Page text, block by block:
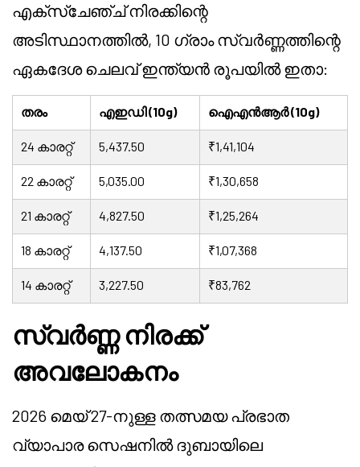
എക്സ്ചേഞ്ച് നിരക്കിന്റെ
അടിസ്ഥാനത്തിൽ, 10 ഗ്രാം സ്വർണ്ണത്തിന്റെ
ഏകദേശ ചെലവ് ഇന്ത്യൻ രൂപയിൽ ഇതാ:
തരം എഇഡി (10g) ഐഎൻആർ (10g)
24 കാരറ്റ് 5,437.50 ₹1,41,104
22 കാരറ്റ് 5,035.00 ₹1,30,658
21 കാരറ്റ് 4,827.50 ₹1,25,264
18 കാരറ്റ് 4,137.50 ₹1,07,368
14 കാരറ്റ് 3,227.50 ₹83,762
സ്വർണ്ണ നിരക്ക്
അവലോകനം
2026 മെയ് 27-നുള്ള തത്സമയ പ്രഭാത
വ്യാപാര സെഷനിൽ ദുബായിലെ